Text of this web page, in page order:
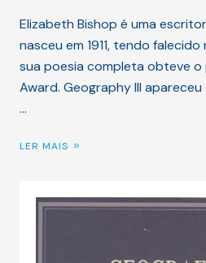
Elizabeth Bishop é uma
nasceu em 1911, tendo
sua poesia completa obteve o
Award. Geography III apareceu
…
LER MAIS